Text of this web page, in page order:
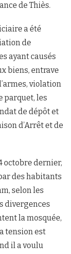
de Thiès.
a été
de
ayant causés
biens, entrave
violation
parquet, les
de dépôt et
d’Arrêt et de
octobre dernier,
des habitants
selon les
divergences
la mosquée,
tension est
il a voulu